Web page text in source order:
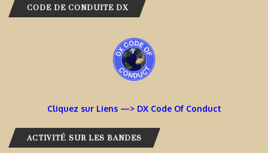
CODE DE CONDUITE DX
Cliquez sur Liens —> DX Code Of Conduct
ACTIVITÉ SUR LES BANDES